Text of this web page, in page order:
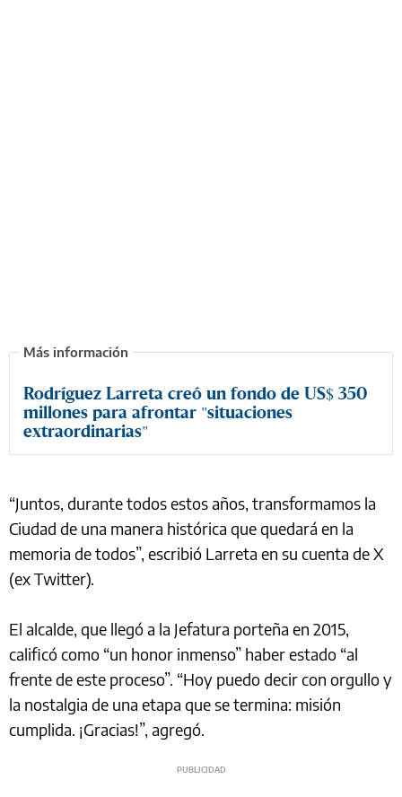
Rodríguez Larreta creó un fondo de US$ 350
millones para afrontar "situaciones
extraordinarias"
“Juntos, durante todos estos años, transformamos la
Ciudad de una manera histórica que quedará en la
memoria de todos”, escribió Larreta en su cuenta de X
(ex Twitter).
El alcalde, que llegó a la Jefatura porteña en 2015,
calificó como “un honor inmenso” haber estado “al
frente de este proceso”. “Hoy puedo decir con orgullo y
la nostalgia de una etapa que se termina: misión
cumplida. ¡Gracias!”, agregó.